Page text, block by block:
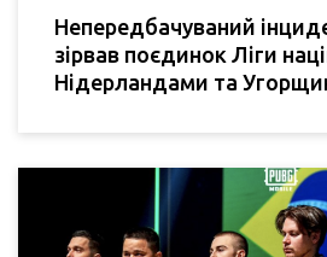
Непередбачуваний
зірвав поєдинок Ліги
Нідерландами та